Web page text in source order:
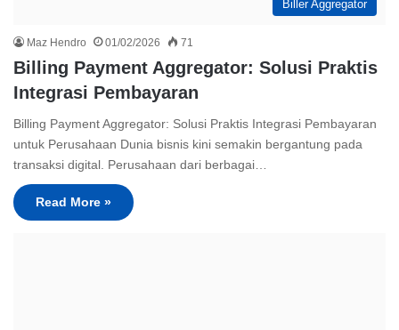
Biller Aggregator
Maz Hendro 01/02/2026 71
Billing Payment Aggregator: Solusi Praktis
Integrasi Pembayaran
Billing Payment Aggregator: Solusi Praktis Integrasi Pembayaran
untuk Perusahaan Dunia bisnis kini semakin bergantung pada
transaksi digital. Perusahaan dari berbagai…
Read More »